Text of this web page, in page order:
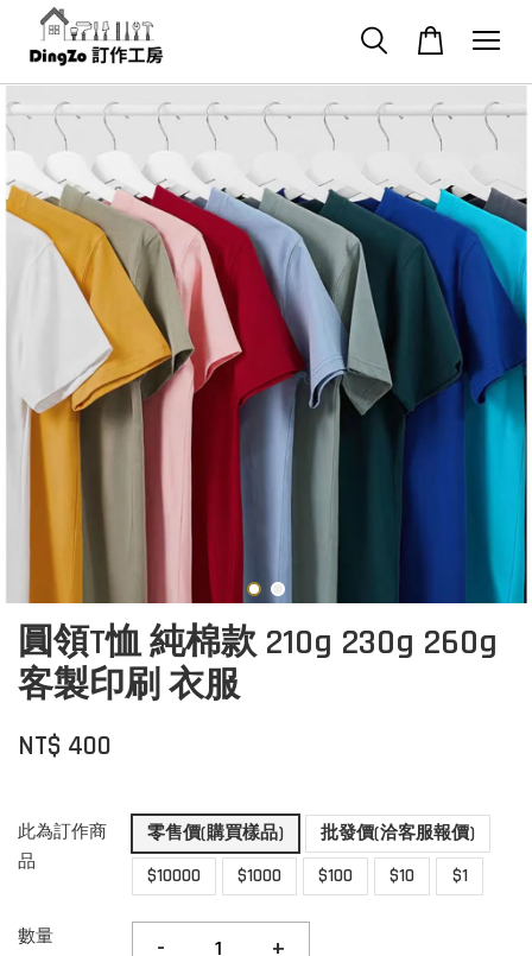
圓領T恤 純棉款 210g 230g 260g
客製印刷 衣服
NT$ 400
此為訂作商
品
零售價(購買樣品)
批發價(洽客服報價)
$10000
$1000 $100 $10 $1
數量 - +